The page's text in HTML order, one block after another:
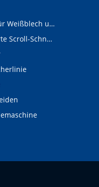
Schneidelinie für Weißblech und Aluminiumschnecken
Digital gesteuerte Scroll-Schneidelinie